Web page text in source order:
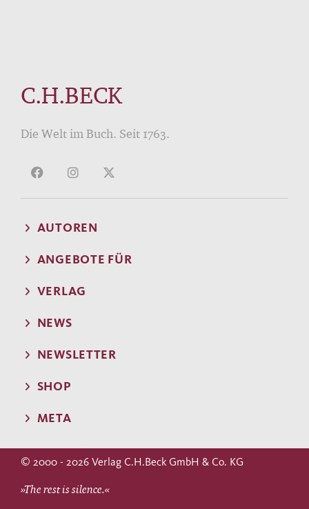
C.H.BECK
Die Welt im Buch. Seit 1763.
AUTOREN
ANGEBOTE FÜR
VERLAG
NEWS
NEWSLETTER
SHOP
META
© 2000 - 2026 Verlag C.H.Beck GmbH & Co. KG
»The rest is silence.«